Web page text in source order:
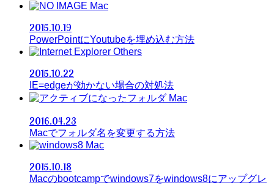
Mac
2015.10.19
PowerPointにYoutubeを埋め込む方法
Others
2015.10.22
IE=edgeが効かない場合の対処法
Mac
2016.04.23
Macでフォルダ名を変更する方法
Mac
2015.10.18
Macのbootcampでwindows7をwindows8にアップグレ